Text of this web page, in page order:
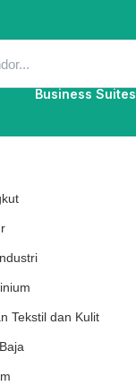
Business Suites
Tekstil dan Kulit